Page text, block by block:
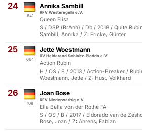
24
641
Annika Sambill
RFV Westeregeln e.V.
Queen Elisa
S / DSP (BrAnh) / Db / 2018 / Quite
Sambill, Annika / Z: Fricke, Günter
25
664
Jette Woestmann
RV Heiderand Schlaitz-Plodda e.V.
Action Rubin
H / OS / B / 2013 / Action-Breaker /
Woestmann, Jette / Z: Hust, Volkhard
26
108
Joan Bose
RFV Niederwerbig e.V.
Ella Bella von der Rothe FA
S / OS / B / 2017 / Eldorado van de
Bose, Joan / Z: Ahrens, Fabian